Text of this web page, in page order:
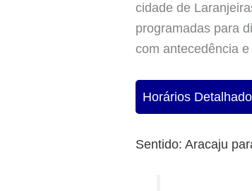
cidade de
programadas para
com antecedência
Horários
Sentido: Aracaju